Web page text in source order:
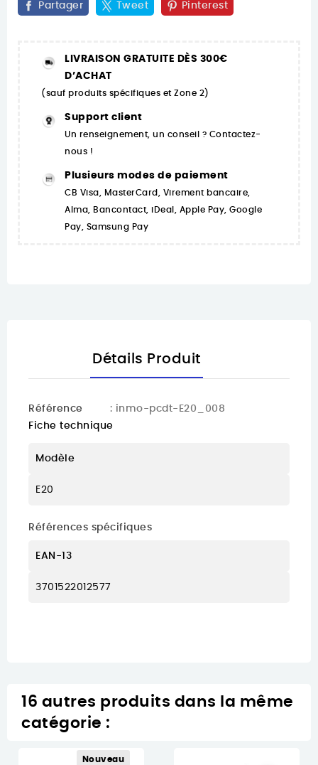
Partager Tweet Pinterest
LIVRAISON GRATUITE DÈS 300€
D’ACHAT
(sauf produits spécifiques et Zone 2)
Support client
Un renseignement, un conseil ? Contactez-
nous !
Plusieurs modes de paiement
CB Visa, MasterCard, Virement bancaire,
Alma, Bancontact, iDeal, Apple Pay, Google
Pay, Samsung Pay
Détails Produit
Référence
: inmo-pcdt-E20_008
Fiche technique
Modèle
E20
Références spécifiques
EAN-13
3701522012577
16 autres produits dans la même
catégorie :
Nouveau